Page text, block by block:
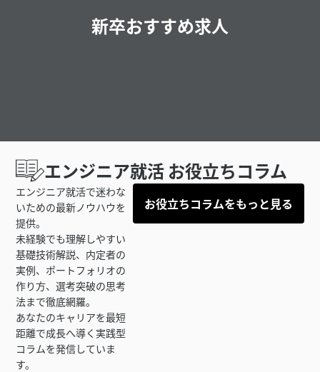
新卒おすすめ求人
エンジニア就活 お役立ちコラム
エンジニア就活で迷わな
いための最新ノウハウを
提供。
未経験でも理解しやすい
基礎技術解説、内定者の
実例、ポートフォリオの
作り方、選考突破の思考
法まで徹底網羅。
あなたのキャリアを最短
距離で成長へ導く実践型
コラムを発信していま
す。
お役立ちコラムをもっと見る